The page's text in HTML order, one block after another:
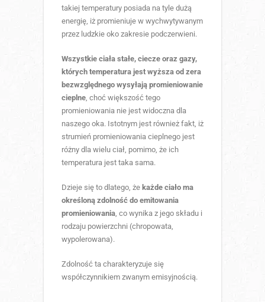
takiej temperatury posiada na tyle dużą
energię, iż promieniuje w wychwytywanym
przez ludzkie oko zakresie podczerwieni.
Wszystkie ciała stałe, ciecze oraz gazy,
których temperatura jest wyższa od zera
bezwzględnego wysyłają promieniowanie
cieplne , choć większość tego
promieniowania nie jest widoczna dla
naszego oka. Istotnym jest również fakt, iż
strumień promieniowania cieplnego jest
różny dla wielu ciał, pomimo, że ich
temperatura jest taka sama.
Dzieje się to dlatego, że każde ciało ma
określoną zdolność do emitowania
promieniowania , co wynika z jego składu i
rodzaju powierzchni (chropowata,
wypolerowana).
Zdolność ta charakteryzuje się
współczynnikiem zwanym emisyjnością.